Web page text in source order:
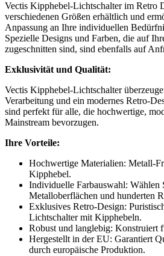
Vectis Kipphebel-Lichtschalter im Retro
verschiedenen Größen erhältlich und
Anpassung an Ihre individuellen
Spezielle Designs und Farben, die auf
zugeschnitten sind, sind ebenfalls auf
Exklusivität und Qualität:
Vectis Kipphebel-Lichtschalter
Verarbeitung und ein modernes Retro-
sind perfekt für alle, die hochwertige,
Mainstream bevorzugen.
Ihre Vorteile:
Hochwertige Materialien: Metall-
Kipphebel.
Individuelle Farbauswahl: Wählen
Metalloberflächen und hunderten
Exklusives Retro-Design:
Lichtschalter mit Kipphebeln.
Robust und langlebig: Konstruiert
Hergestellt in der EU: Garantiert
durch europäische Produktion.